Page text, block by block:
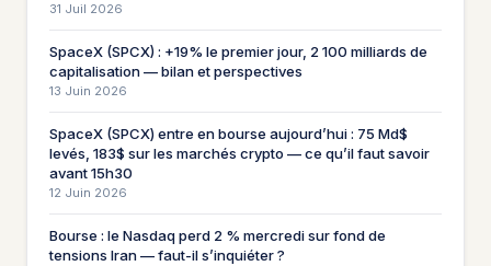
31 Juil 2026
SpaceX (SPCX) : +19% le premier jour, 2 100 milliards de
capitalisation — bilan et perspectives
13 Juin 2026
SpaceX (SPCX) entre en bourse aujourd’hui : 75 Md$
levés, 183$ sur les marchés crypto — ce qu’il faut savoir
avant 15h30
12 Juin 2026
Bourse : le Nasdaq perd 2 % mercredi sur fond de
tensions Iran — faut-il s’inquiéter ?